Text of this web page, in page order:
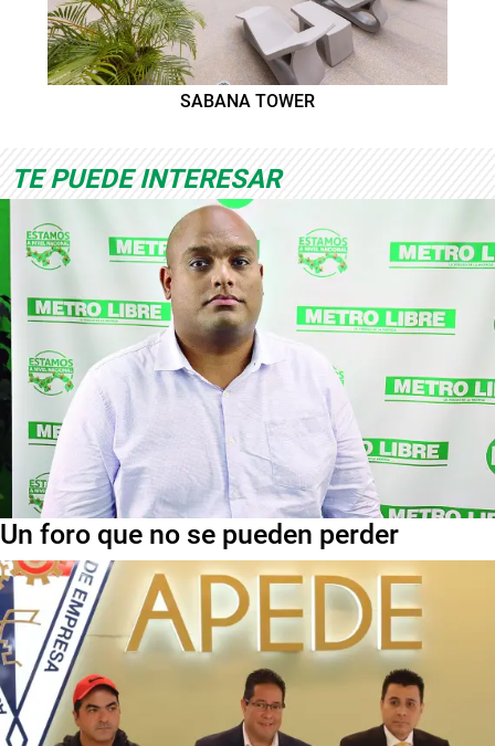
SABANA TOWER
TE PUEDE INTERESAR
Un foro que no se pueden perder